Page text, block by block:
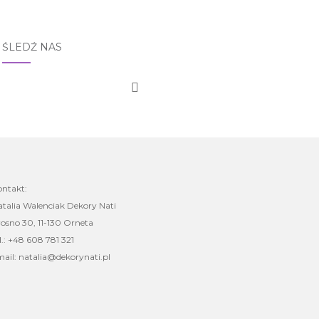
ŚLEDŹ NAS
Walenciak Dekory Nati
30, 11-130 Orneta
+48 608 781 321
natalia@dekorynati.pl